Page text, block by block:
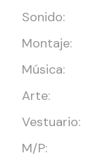
Sonido:
Montaje:
Música:
Arte:
Vestuario:
M/P: